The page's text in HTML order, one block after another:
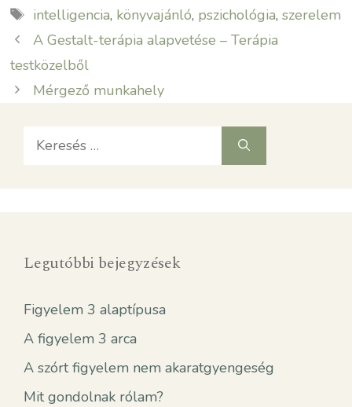
Címkék
intelligencia, könyvajánló, pszichológia,szerelem
A Gestalt-terápia alapvetése – Terápia
testközelből
Mérgező munkahely
Keresés:
Legutóbbi bejegyzések
Figyelem 3 alaptípusa
A figyelem 3 arca
A szórt figyelem nem akaratgyengeség
Mit gondolnak rólam?